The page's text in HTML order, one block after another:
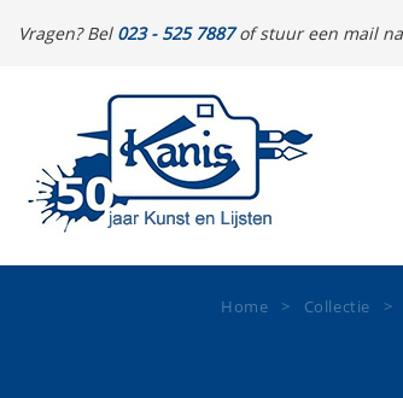
Vragen? Bel 023 - 525 7887of stuur een mail
Home > Collectie >